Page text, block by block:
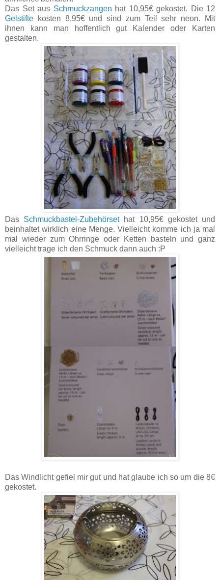
Das Set aus Schmuckzangen hat 10,95€ gekostet. Die 12
Gelstifte kosten 8,95€ und sind zum Teil sehr neon. Mit
ihnen kann man hoffentlich gut Kalender oder Karten
gestalten.
Das Schmuckbastel-Zubehörsethat 10,95€ gekostet und
beinhaltet wirklich eine Menge. Vielleicht komme ich ja mal
mal wieder zum Ohrringe oder Ketten basteln und ganz
vielleicht trage ich den Schmuck dann auch :P
Das Windlicht gefiel mir gut und hat glaube ich so um die 8€
gekostet.